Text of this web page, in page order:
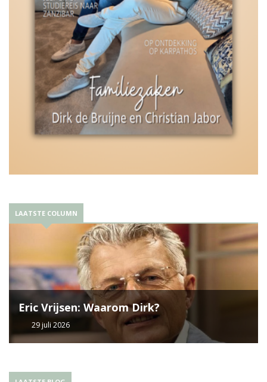
LAATSTE COLUMN
Eric Vrijsen: Waarom Dirk?
29 juli 2026